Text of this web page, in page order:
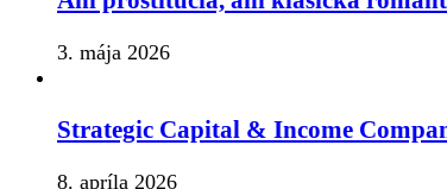
3. mája 2026
Strategic Capital & Income
8. apríla 2026